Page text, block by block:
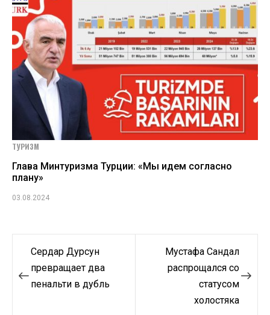
ТУРИЗМ
Глава Минтуризма Турции: «Мы идем согласно
плану»
03.08.2024
Навигация
по
Сердар Дурсун
превращает два
пенальти в дубль
Мустафа Сандал
распрощался со
статусом
холостяка